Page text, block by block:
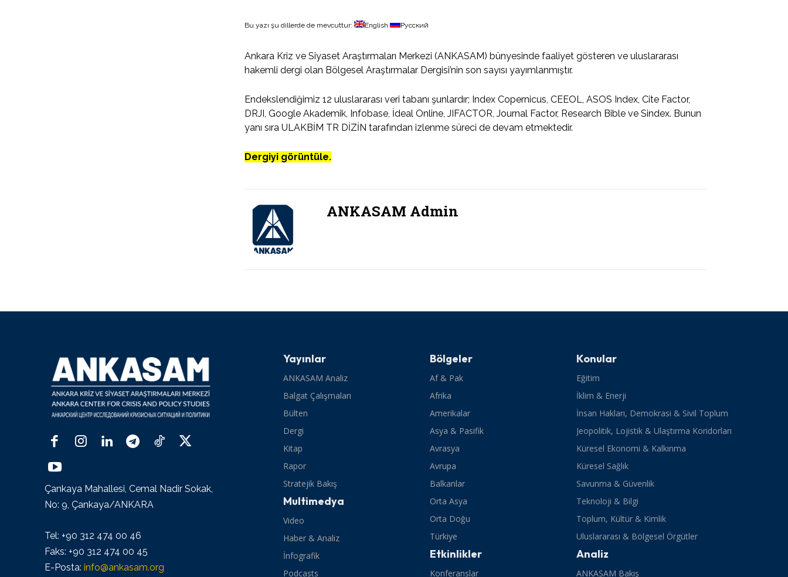
Bu yazı şu dillerde de mevcuttur: English Русский
Ankara Kriz ve Siyaset Araştırmaları Merkezi (ANKASAM) bünyesinde faaliyet gösteren ve uluslararası
hakemli dergi olan Bölgesel Araştırmalar Dergisi’nin son sayısı yayımlanmıştır.
Endekslendiğimiz 12 uluslararası veri tabanı şunlardır; Index Copernicus, CEEOL, ASOS Index, Cite Factor,
DRJI, Google Akademik, Infobase, İdeal Online, JIFACTOR, Journal Factor, Research Bible ve Sindex. Bunun
yanı sıra ULAKBİM TR DİZİN tarafından izlenme süreci de devam etmektedir.
Dergiyi görüntüle.
ANKASAM Admin
Çankaya Mahallesi, Cemal Nadir Sokak,
No: 9, Çankaya/ANKARA
Tel: +90 312 474 00 46
Faks: +90 312 474 00 45
E-Posta: info@ankasam.org
Yayınlar
ANKASAM Analiz
Balgat Çalışmaları
Bülten
Dergi
Kitap
Rapor
Stratejik Bakış
Multimedya
Video
Haber & Analiz
İnfografik
Podcasts
Bölgeler
Af & Pak
Afrika
Amerikalar
Asya & Pasifik
Avrasya
Avrupa
Balkanlar
Orta Asya
Orta Doğu
Türkiye
Etkinlikler
Konferanslar
Konular
Eğitim
İklim & Enerji
İnsan Hakları, Demokrasi & Sivil Toplum
Jeopolitik, Lojistik & Ulaştırma Koridorları
Küresel Ekonomi & Kalkınma
Küresel Sağlık
Savunma & Güvenlik
Teknoloji & Bilgi
Toplum, Kültür & Kimlik
Uluslararası & Bölgesel Örgütler
Analiz
ANKASAM Bakış